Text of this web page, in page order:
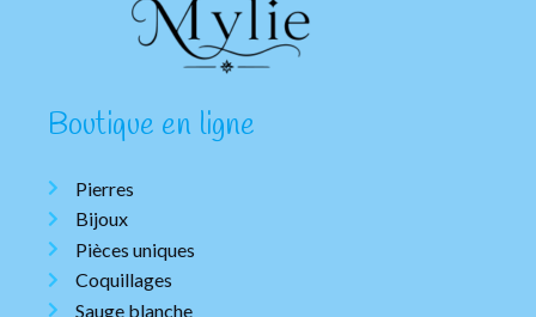
Boutique en ligne
Pierres
Bijoux
Pièces uniques
Coquillages
Sauge blanche